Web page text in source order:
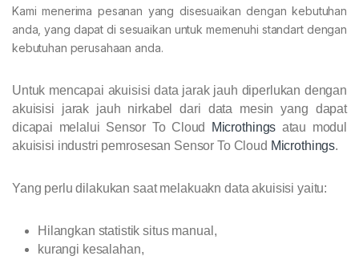
Kami menerima pesanan yang disesuaikan dengan kebutuhan
anda, yang dapat di sesuaikan untuk memenuhi standart dengan
kebutuhan perusahaan anda.
Untuk mencapai akuisisi data jarak jauh diperlukan dengan
akuisisi jarak jauh nirkabel dari data mesin yang dapat
dicapai melalui Sensor To Cloud
Microthings atau modul
akuisisi industri pemrosesan Sensor To Cloud Microthings.
Yang perlu dilakukan saat melakuakn data akuisisi yaitu:
Hilangkan statistik situs manual,
kurangi kesalahan,